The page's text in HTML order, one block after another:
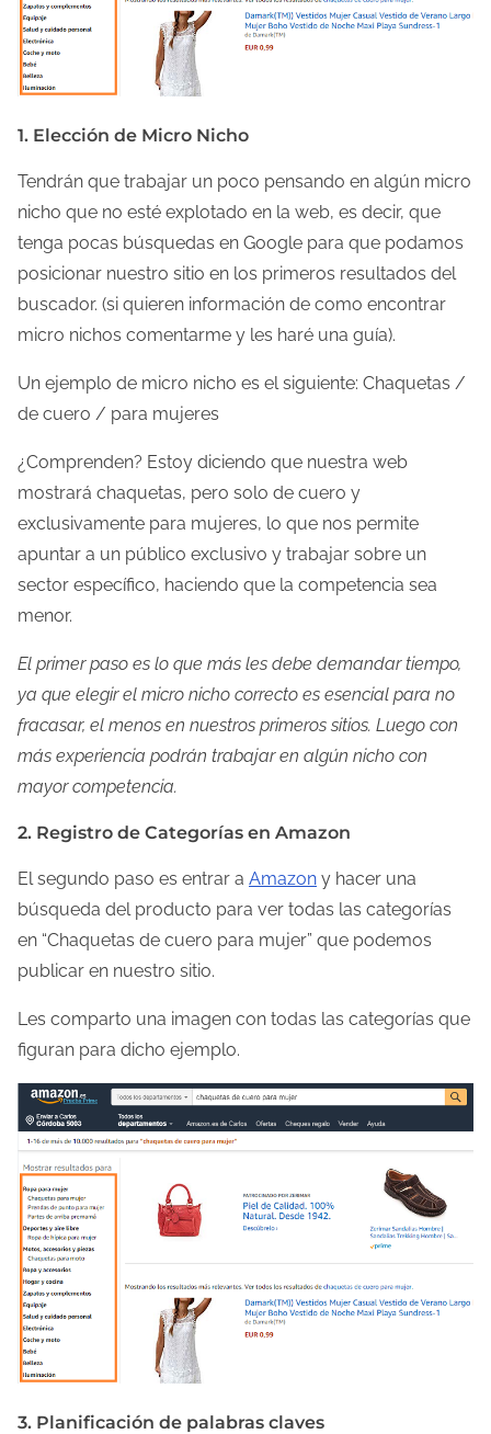
1. Elección de Micro Nicho
Tendrán que trabajar un poco pensando en algún micro
nicho que no esté explotado en la web, es decir, que
tenga pocas búsquedas en Google para que podamos
posicionar nuestro sitio en los primeros resultados del
buscador. (si quieren información de como encontrar
micro nichos comentarme y les haré una guía).
Un ejemplo de micro nicho es el siguiente: Chaquetas /
de cuero / para mujeres
¿Comprenden? Estoy diciendo que nuestra web
mostrará chaquetas, pero solo de cuero y
exclusivamente para mujeres, lo que nos permite
apuntar a un público exclusivo y trabajar sobre un
sector específico, haciendo que la competencia sea
menor.
El primer paso es lo que más les debe demandar tiempo,
ya que elegir el micro nicho correcto es esencial para no
fracasar, el menos en nuestros primeros sitios. Luego con
más experiencia podrán trabajar en algún nicho con
mayor competencia.
2. Registro de Categorías en Amazon
El segundo paso es entrar a Amazon y hacer una
búsqueda del producto para ver todas las categorías
en “Chaquetas de cuero para mujer” que podemos
publicar en nuestro sitio.
Les comparto una imagen con todas las categorías que
figuran para dicho ejemplo.
3. Planificación de palabras claves